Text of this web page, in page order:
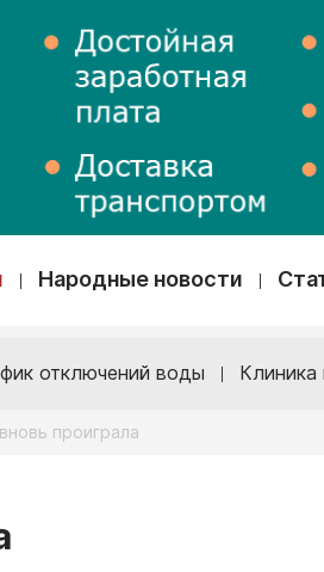
Народные новости
отключений воды Клиника
проиграла